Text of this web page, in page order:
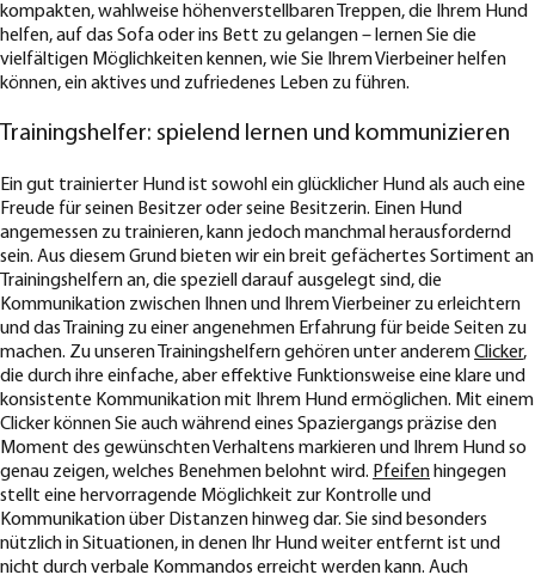
kompakten, wahlweise höhenverstellbaren Treppen, die Ihrem Hund
helfen, auf das Sofa oder ins Bett zu gelangen – lernen Sie die
vielfältigen Möglichkeiten kennen, wie Sie Ihrem Vierbeiner helfen
können, ein aktives und zufriedenes Leben zu führen.
Trainingshelfer: spielend lernen und kommunizieren
Ein gut trainierter Hund ist sowohl ein glücklicher Hund als auch eine
Freude für seinen Besitzer oder seine Besitzerin. Einen Hund
angemessen zu trainieren, kann jedoch manchmal herausfordernd
sein. Aus diesem Grund bieten wir ein breit gefächertes Sortiment an
Trainingshelfern an, die speziell darauf ausgelegt sind, die
Kommunikation zwischen Ihnen und Ihrem Vierbeiner zu erleichtern
und das Training zu einer angenehmen Erfahrung für beide Seiten zu
machen. Zu unseren Trainingshelfern gehören unter anderemClicker,
die durch ihre einfache, aber effektive Funktionsweise eine klare und
konsistente Kommunikation mit Ihrem Hund ermöglichen. Mit einem
Clicker können Sie auch während eines Spaziergangs präzise den
Moment des gewünschten Verhaltens markieren und Ihrem Hund so
genau zeigen, welches Benehmen belohnt wird. Pfeifen hingegen
stellt eine hervorragende Möglichkeit zur Kontrolle und
Kommunikation über Distanzen hinweg dar. Sie sind besonders
nützlich in Situationen, in denen Ihr Hund weiter entfernt ist und
nicht durch verbale Kommandos erreicht werden kann. Auch